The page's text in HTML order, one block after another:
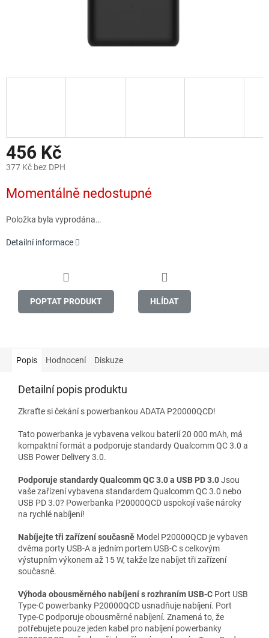
456 Kč
377 Kč bez DPH
cena:
Momentálně nedostupné
Položka byla vyprodána…
Detailní informace
POPTAT PRODUKT HLÍDAT
Popis Hodnocení Diskuze
Detailní popis produktu
Zkraťte si čekání s powerbankou ADATA P20000QCD!
Tato powerbanka je vybavena velkou baterií 20 000 mAh, má
kompaktní formát a podporuje standardy Qualcomm QC 3.0 a
USB Power Delivery 3.0.
Podporuje standardy Qualcomm QC 3.0 a USB PD 3.0Jsou
vaše zařízení vybavena standardem Qualcomm QC 3.0 nebo
USB PD 3.0? Powerbanka P20000QCD uspokojí vaše nároky
na rychlé nabíjení!
Nabíjejte tři zařízení současně Model P20000QCD je vybaven
dvěma porty USB-A a jedním portem USB-C s celkovým
výstupním výkonem až 15 W, takže lze nabíjet tři zařízení
současně.
Výhoda obousměrného nabíjení s rozhraním USB-C Port USB
Type-C powerbanky P20000QCD usnadňuje nabíjení. Port
Type-C podporuje obousměrné nabíjení. Znamená to, že
potřebujete pouze jeden kabel pro nabíjení powerbanky